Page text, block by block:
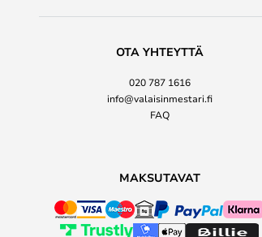
OTA YHTEYTTÄ
020 787 1616
info@valaisinmestari.fi
FAQ
MAKSUTAVAT